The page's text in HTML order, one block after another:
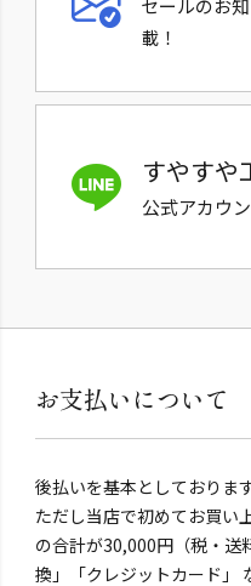
載！
すやすや
公式アカウ
お支払いについて
後払いを基本としております
ただし当店で初めてお買い
の合計が30,000円（税・送
換」「クレジットカード」